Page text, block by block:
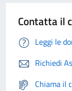
Contatta il
Leggi le
Richiedi
Chiama il